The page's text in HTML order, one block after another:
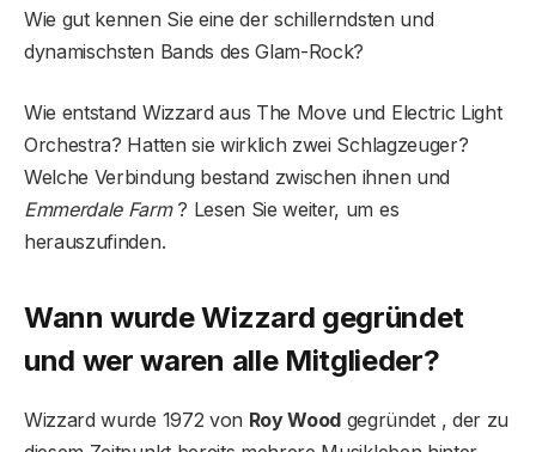
Wie gut kennen Sie eine der schillerndsten und
dynamischsten Bands des Glam-Rock?
Wie entstand Wizzard aus The Move und Electric Light
Orchestra? Hatten sie wirklich zwei Schlagzeuger?
Welche Verbindung bestand zwischen ihnen und
Emmerdale Farm? Lesen Sie weiter, um es
herauszufinden.
Wann wurde Wizzard gegründet
und wer waren alle Mitglieder?
Wizzard wurde 1972 von Roy Wood gegründet , der zu